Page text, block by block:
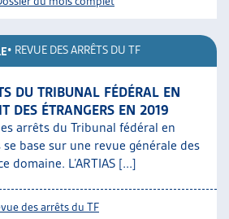
• REVUE DES ARRÊTS DU TF
DU TRIBUNAL FÉDÉRAL EN
DES ÉTRANGERS EN 2019
arrêts du Tribunal fédéral en
base sur une revue générale des
domaine. L’ARTIAS [...]
des arrêts du TF